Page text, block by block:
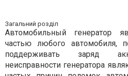
Загальний розділ
Автомобильный генератор
частью любого автомобиля,
поддерживать заряд
неисправности генератора